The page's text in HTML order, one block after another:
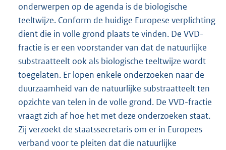
onderwerpen op de agenda is de biologische
teeltwijze. Conform de huidige Europese verplichting
dient die in volle grond plaats te vinden. De VVD-
fractie is er een voorstander van dat de natuurlijke
substraatteelt ook als biologische teeltwijze wordt
toegelaten. Er lopen enkele onderzoeken naar de
duurzaamheid van de natuurlijke substraatteelt ten
opzichte van telen in de volle grond. De VVD-fractie
vraagt zich af hoe het met deze onderzoeken staat.
Zij verzoekt de staatssecretaris om er in Europees
verband voor te pleiten dat die natuurlijke